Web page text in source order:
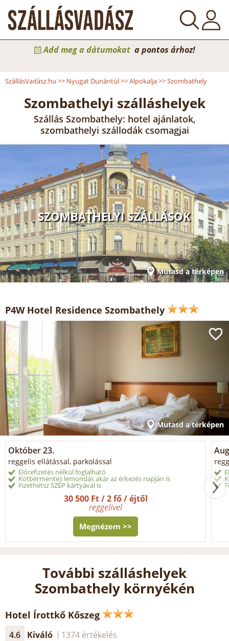
Add meg a dátumokat a pontos árhoz!
SzállásVadász.hu >> Nyugat Dunántúl>>Alpokalja>>Szombathely
Szombathelyi szálláshelyek
Szállás Szombathely: hotel ajánlatok,
szombathelyi szállodák csomagjai
SZOMBATHELYI SZÁLLÁSOK
Mutasd a térképen
P4W Hotel Residence Szombathely
Mutasd a térképen
Október 23.
reggelis ellátással, parkolással
Előrefizetés nélkül foglalható
Kötbérmentes lemondás akár az érkezés napján is
Fizethetsz SZÉP kártyával is
30 500 Ft / 2 fő / éjtől
reggelivel
Megnézem >>
További szálláshelyek
Szombathely környékén
Hotel Írottkő Kőszeg
4.6 Kiváló 1374 értékelés